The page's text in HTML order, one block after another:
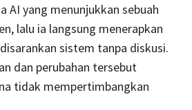
AI yang menunjukkan sebuah
lalu ia langsung menerapkan
sistem tanpa diskusi.
dan perubahan tersebut
tidak mempertimbangkan